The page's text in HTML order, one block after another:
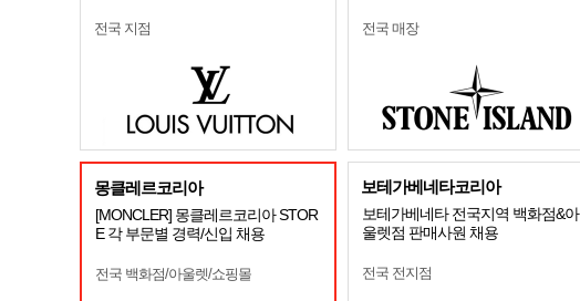
전국 지점 전국 매장
몽클레르코리아
[MONCLER] 몽클레르코리아 STOR
E 각 부문별 경력/신입 채용
전국 백화점/아울렛/쇼핑몰
보테가베네타코리아
보테가베네타 전국지역 백화점&아
울렛점 판매사원 채용
전국 전지점